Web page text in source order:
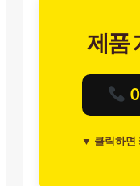
제품
▼ 클릭하면